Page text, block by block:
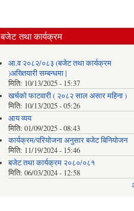
बजेट तथा कार्यक्रम
आ.व २०८२/०८३ (बजेट तथा कार्यक्रम
)अख्तियारी सम्बन्धमा |
मिति: 10/13/2025 - 15:37
खर्चको फाटवारी ( २०८२ साल असार महिना )
मिति: 10/13/2025 - 05:26
आय व्यय
मिति: 01/09/2025 - 08:43
कार्यक्रम/परियोजना अनुसार बजेट बिनियोजन
मिति: 11/19/2024 - 15:46
बजेट तथा कार्यक्रम २०८०/०८१
मिति: 06/03/2024 - 12:58